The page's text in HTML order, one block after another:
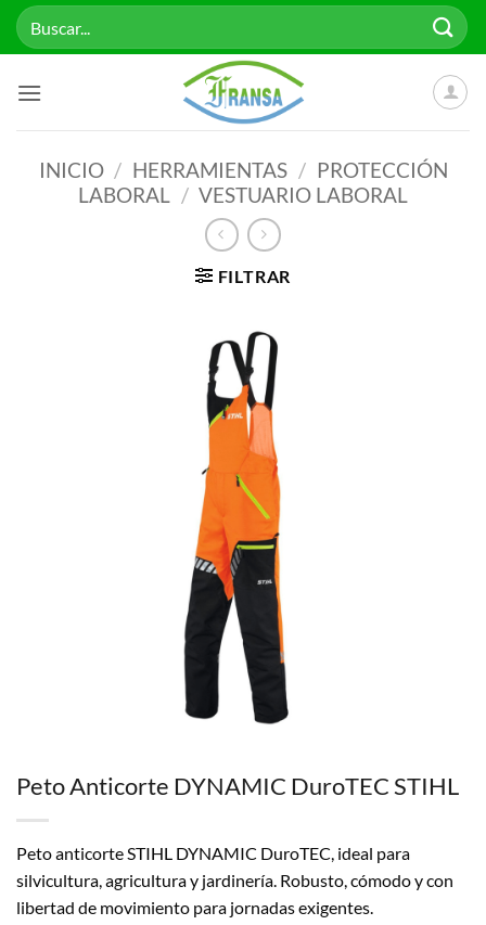
Saltar
Buscar
por:
INICIO / HERRAMIENTAS / PROTECCIÓN
LABORAL / VESTUARIO LABORAL
FILTRAR
Peto Anticorte DYNAMIC DuroTEC STIHL
Peto anticorte STIHL DYNAMIC DuroTEC, ideal para
silvicultura, agricultura y jardinería. Robusto, cómodo y con
libertad de movimiento para jornadas exigentes.